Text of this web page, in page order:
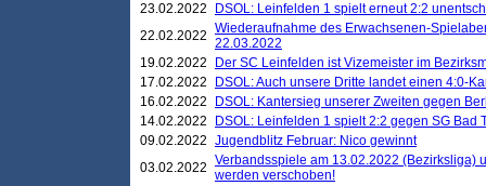
23.02.2022
DSOL: Leinfelden 1 spielt erneut 2:2
22.02.2022 Wiederaufnahme des Erwachsenen-
22.03.2022
19.02.2022
Der SC Leinfelden ist Vizemeister im
17.02.2022
DSOL: Auch unsere Dritte landet einen 4:0-
16.02.2022
DSOL: Kantersieg unserer Zweiten gegen
14.02.2022
DSOL: Leinfelden 1 spielt 2:2 gegen SG Bad
09.02.2022 Jugendblitz Februar: Nico gewinnt
03.02.2022 Verbandsspiele am 13.02.2022 (Bezirksliga)
werden verschoben!